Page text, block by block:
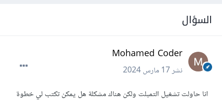
السؤال
Mohamed Coder
نشر17 مارس 2024
انا حاولت تشغيل التمبلت ولكن هناك مشكلة هل يمكن تكتب لي خطوة